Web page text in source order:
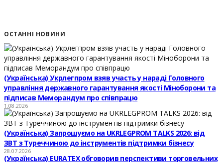
ОСТАННІ НОВИНИ
(Українська) Укрлегпром взяв участь у нараді Головного
управління державного гарантування якості Міноборони та
підписав Меморандум про співпрацю
1.08.2026
(Українська) Запрошуємо на UKRLEGPROM TALKS 2026: від
ЗВТ з Туреччиною до інструментів підтримки бізнесу
28.07.2026
(Українська) EURATEX обговорив перспективи торговельних